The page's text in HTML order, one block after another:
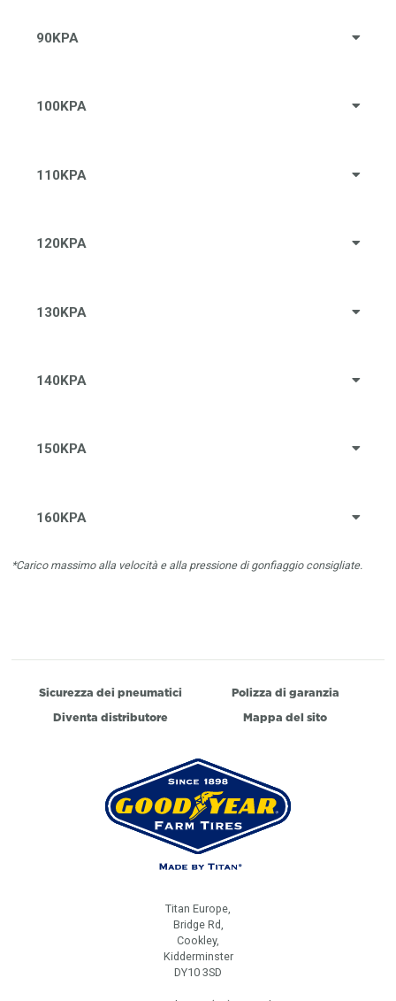
90KPA
100KPA
110KPA
120KPA
130KPA
140KPA
150KPA
160KPA
*Carico massimo alla velocità e alla pressione di gonfiaggio consigliate.
Sicurezza dei pneumatici
Polizza di garanzia
Diventa distributore
Mappa del sito
Titan Europe,
Bridge Rd,
Cookley,
Kidderminster
DY10 3SD